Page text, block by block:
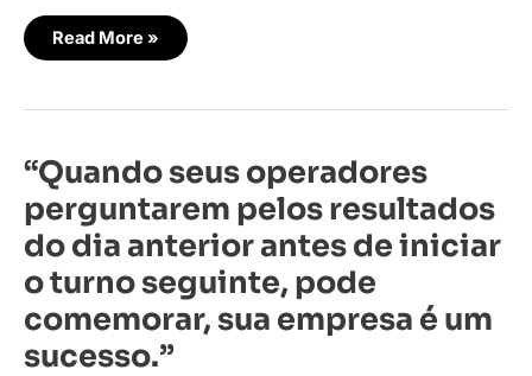
soluções
para
Read More »
“Quando seus operadores
perguntarem pelos resultados
do dia anterior antes de iniciar
o turno seguinte, pode
comemorar, sua empresa é um
sucesso.”
“Quando
seus
operadores
perguntarem
pelos
resultados
do
dia
anterior
antes
de
o